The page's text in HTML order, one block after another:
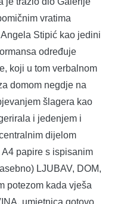
vratima
Stipić kao jedini
određuje
koji u tom verbalnom
domom negdje na
šlagera kao
i jedenjem i
dijelom
papire s ispisanim
LJUBAV, DOM,
potezom kada vješa